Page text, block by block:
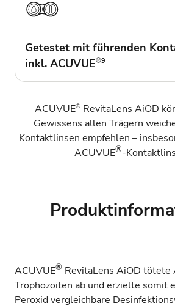
Getestet mit führenden
inkl. ACUVUE®9
ACUVUE® RevitaLens AiOD
Gewissens allen Trägern
Kontaktlinsen empfehlen –
ACUVUE®-
ACUVUE® RevitaLens AiOD tötete
Trophozoiten ab und erzielte somit
Peroxid vergleichbare